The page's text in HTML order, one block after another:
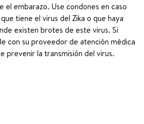
el embarazo. Use condones en caso
tiene el virus del Zika o que haya
existen brotes de este virus. Si
con su proveedor de atención médica
prevenir la transmisión del virus.